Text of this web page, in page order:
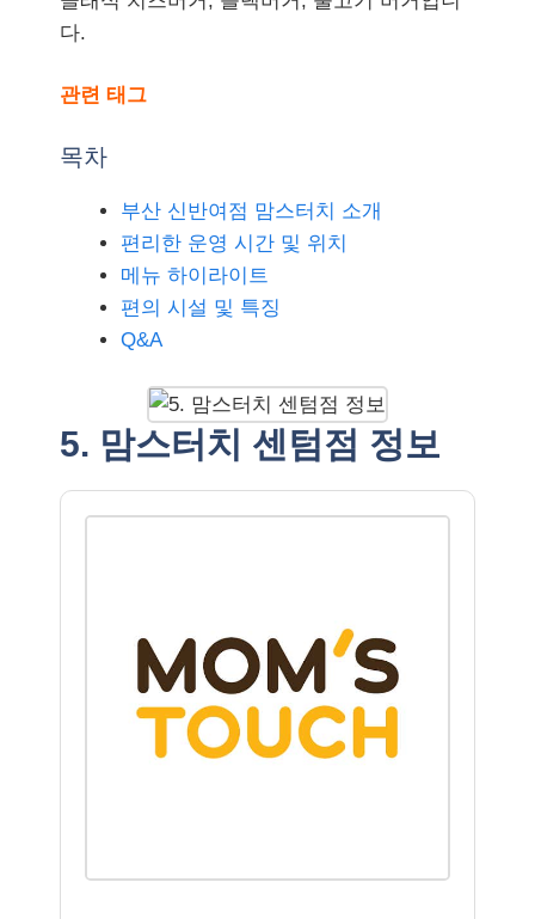
다.
관련 태그
목차
부산 신반여점 맘스터치 소개
편리한 운영 시간 및 위치
메뉴 하이라이트
편의 시설 및 특징
Q&A
5. 맘스터치 센텀점 정보